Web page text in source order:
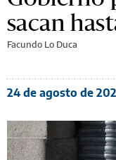
sacan
Facundo Lo Duca
24 de agosto de